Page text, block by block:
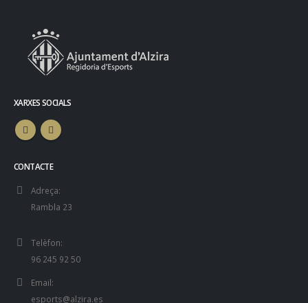
XARXES SOCIALS
CONTACTE
Adreça:
Rambla 23
Telèfon:
96 245 92 50
Email:
esports@alzira.es